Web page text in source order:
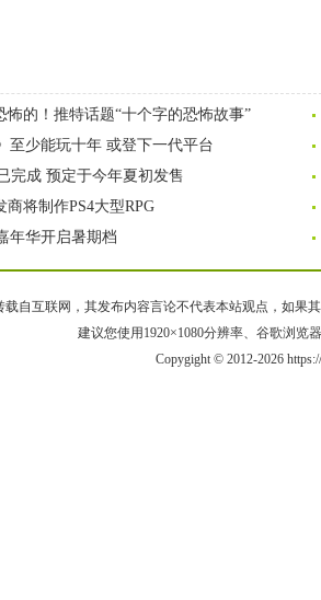
怖的！推特话题“十个字的恐怖故事”
至少能玩十年 或登下一代平台
完成 预定于今年夏初发售
商将制作PS4大型RPG
年华开启暑期档
载自互联网，其发布内容言论不代表本站观点，如果
建议您使用1920×1080分辨率、谷歌浏览
Copygight © 2012-2026